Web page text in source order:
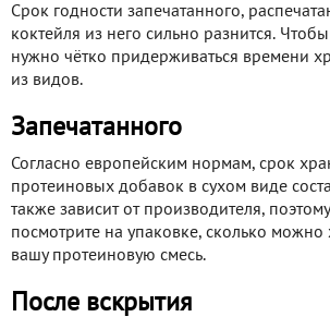
Срок годности запечатанного,
коктейля из него сильно разнится.
нужно чётко придерживаться времени
из видов.
Запечатанного
Согласно европейским нормам, срок
протеиновых добавок в сухом виде
также зависит от производителя,
посмотрите на упаковке, сколько можно
вашу протеиновую смесь.
После вскрытия